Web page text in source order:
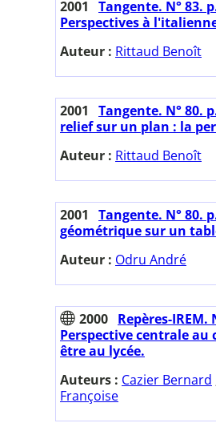
2001
Tangente. N° 83.
Perspectives à
Auteur : Rittaud Benoît
2001
Tangente. N° 80.
relief sur un plan : la
Auteur : Rittaud Benoît
2001
Tangente. N° 80.
géométrique sur un
Auteur : Odru André
2000 Repères-IREM.
Perspective centrale au
être au lycée.
Auteurs : Cazier Bernard
Françoise